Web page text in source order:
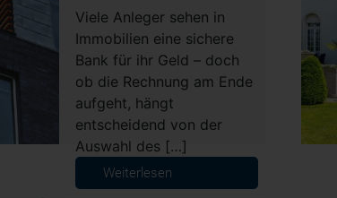
Viele Anleger sehen in
Immobilien eine sichere
Bank für ihr Geld – doch
ob die Rechnung am Ende
aufgeht, hängt
entscheidend von der
Auswahl des […]
Weiterlesen